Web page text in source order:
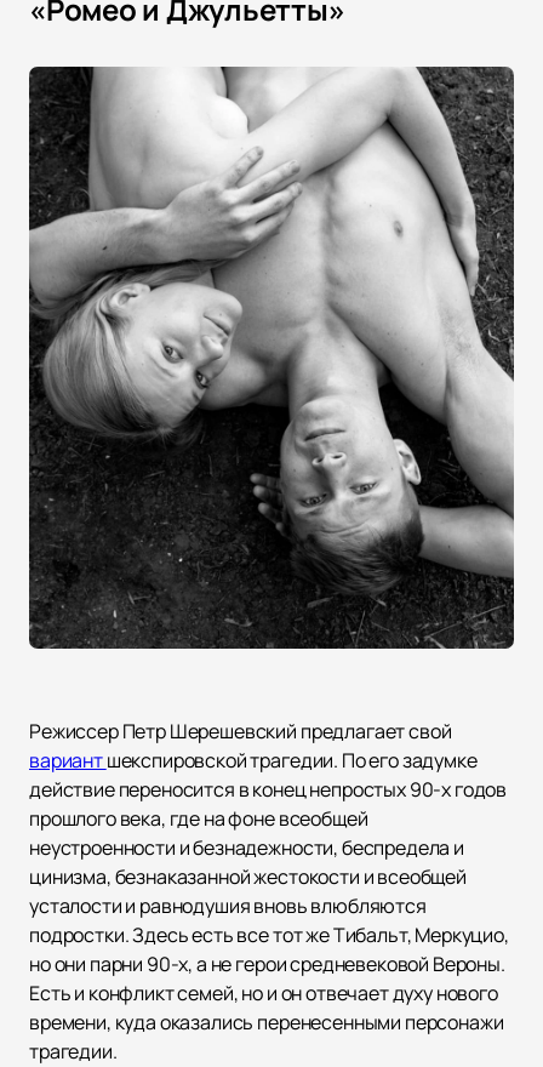
«Ромео и Джульетты»
Режиссер Петр Шерешевский предлагает свой
вариантшекспировской трагедии. По его задумке
действие переносится в конец непростых 90-х годов
прошлого века, где на фоне всеобщей
неустроенности и безнадежности, беспредела и
цинизма, безнаказанной жестокости и всеобщей
усталости и равнодушия вновь влюбляются
подростки. Здесь есть все тот же Тибальт, Меркуцио,
но они парни 90-х, а не герои средневековой Вероны.
Есть и конфликт семей, но и он отвечает духу нового
времени, куда оказались перенесенными персонажи
трагедии.